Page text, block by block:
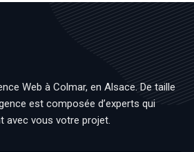
Web à Colmar, en Alsace. De taille
est composée d’experts qui
avec vous votre projet.